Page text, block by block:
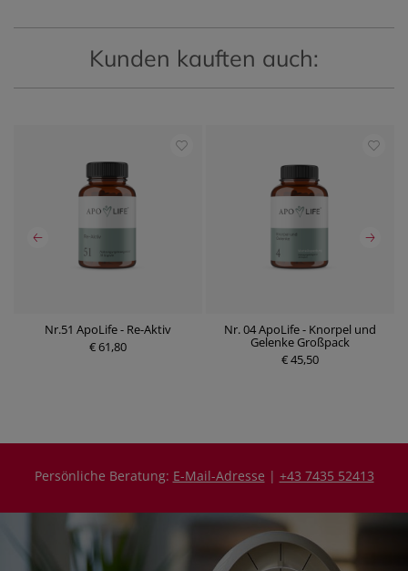
Kunden kauften auch:
Nr.51 ApoLife - Re-Aktiv
€ 61,80
Nr. 04 ApoLife - Knorpel und
Gelenke Großpack
€ 45,50
P
Persönliche Beratung: E-Mail-Adresse | +43 7435 52413